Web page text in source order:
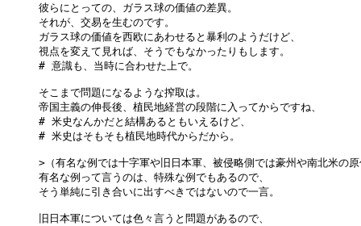
彼らにとっての、ガラス球の価値の差異。
それが、交易を生むのです。
ガラス球の価値を西欧にあわせると暴利のようだけど、
視点を変えて見れば、そうでもなかったりもします。
# 意識も、当時に合わせた上で。
そこまで問題になるような搾取は。
帝国主義の伸長後、植民地経営の段階に入ってからですね、
# 米史なんかだと結構あるともいえるけど、
# 米史はそもそも植民地時代からだから。
>（有名な例では十字軍や旧日本軍、被侵略側では豪州や南北米の
有名な例って言うのは、特殊な例でもあるので、
そう単純に引き合いに出すべきではないので一言。
旧日本軍については色々言うと問題があるので、